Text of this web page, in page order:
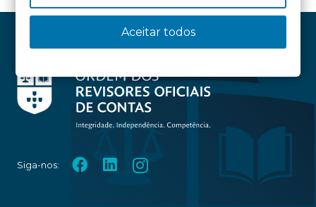
Siga-nos:
Aceitar todos